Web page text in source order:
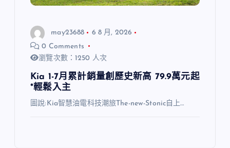
may23688
6 8 月, 2026
0 Comments
瀏覽次數：1250 人次
Kia 1-7月累計銷量創歷史新高 79.9萬元起
*輕鬆入主
圖說:Kia智慧油電科技潮旅The-new-Stonic自上…